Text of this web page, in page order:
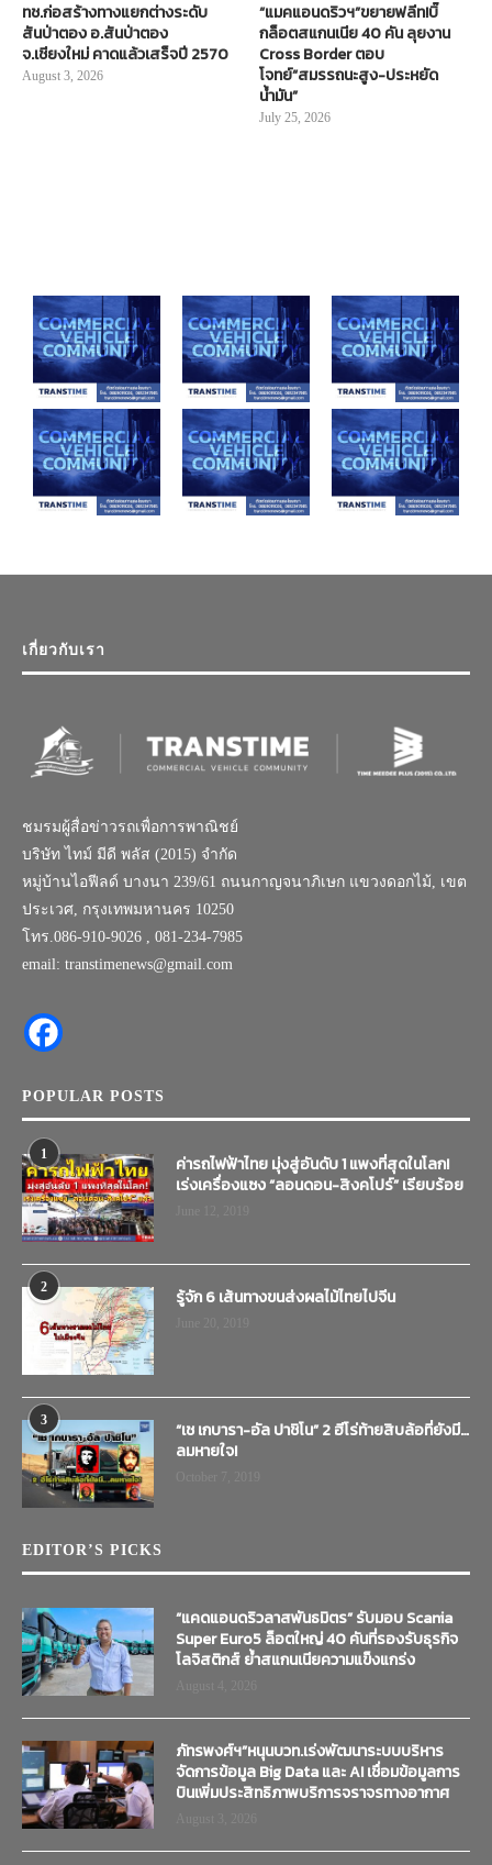
ทช.ก่อสร้างทางแยกต่างระดับ
สันป่าตอง อ.สันป่าตอง
จ.เชียงใหม่ คาดแล้วเสร็จปี 2570
August 3, 2026
“แมคแอนดริวฯ”ขยายฟลีท!บิ๊
กล็อตสแกนเนีย 40 คัน ลุยงาน
Cross Border ตอบ
โจทย์“สมรรถนะสูง-ประหยัด
น้ำมัน”
July 25, 2026
เกี่ยวกับเรา
ชมรมผู้สื่อข่าวรถเพื่อการพาณิชย์
บริษัท ไทม์ มีดี พลัส (2015) จำกัด
หมู่บ้านไอฟีลด์ บางนา 239/61 ถนนกาญจนาภิเษก แขวงดอกไม้, เขต
ประเวศ, กรุงเทพมหานคร 10250
โทร.086-910-9026 , 081-234-7985
email: transtimenews@gmail.com
POPULAR POSTS
1
ค่ารถไฟฟ้าไทย มุ่งสู่อันดับ 1 แพงที่สุดในโลก!
เร่งเครื่องแซง “ลอนดอน-สิงคโปร์” เรียบร้อย
2 รู้จัก 6 เส้นทางขนส่งผลไม้ไทยไปจีน
3
“เช เกบารา-อัล ปาชิโน” 2 ฮีโร่ท้ายสิบล้อที่ยังมี…
ลมหายใจ!
EDITOR’S PICKS
“แคดแอนดริวลาสพันธมิตร” รับมอบ Scania
Super Euro5 ล็อตใหญ่ 40 คันที่รองรับธุรกิจ
โลจิสติกส์ ย้ำสแกนเนียความแข็งแกร่ง
ภัทรพงศ์ฯ”หนุนบวท.เร่งพัฒนาระบบบริหาร
จัดการข้อมูล Big Data และ AI เชื่อมข้อมูลการ
บินเพิ่มประสิทธิภาพบริการจราจรทางอากาศ